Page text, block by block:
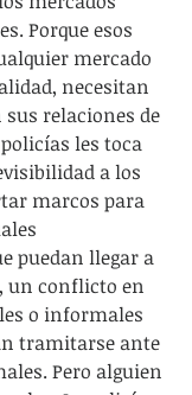
Porque esos
mercado
necesitan
sus relaciones de
les toca
a los
marcos para
puedan llegar a
un conflicto en
o informales
tramitarse ante
Pero alguien